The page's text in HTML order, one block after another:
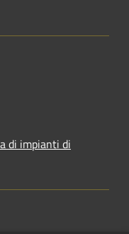
di impianti di